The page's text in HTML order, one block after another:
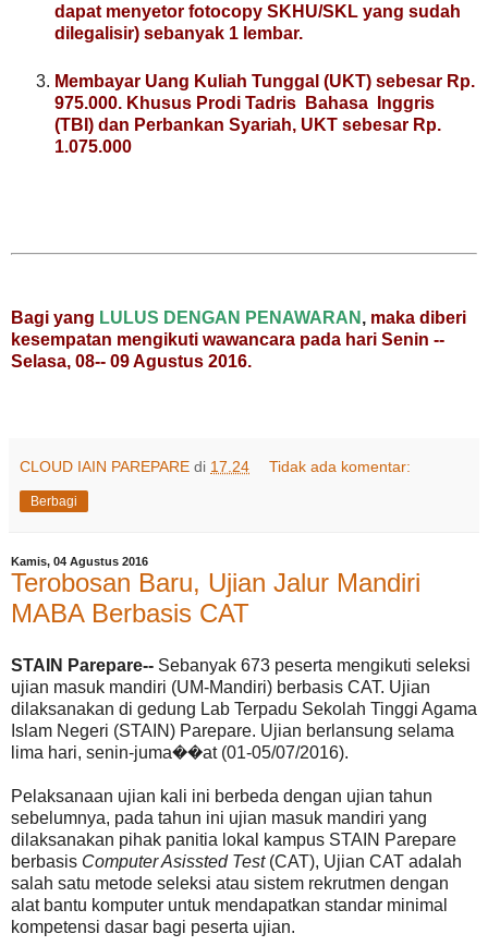
dapat menyetor fotocopy SKHU/SKL yang sudah
dilegalisir) sebanyak 1 lembar.
Membayar Uang Kuliah Tunggal (UKT) sebesar Rp.
975.000. Khusus Prodi Tadris Bahasa Inggris
(TBI) dan Perbankan Syariah, UKT sebesar Rp.
1.075.000
Bagi yang LULUS DENGAN PENAWARAN , maka diberi
kesempatan mengikuti wawancara pada hari Senin --
Selasa, 08-- 09 Agustus 2016.
CLOUD IAIN PAREPARE di 17.24 Tidak ada komentar:
Berbagi
Kamis, 04 Agustus 2016
Terobosan Baru, Ujian Jalur Mandiri
MABA Berbasis CAT
STAIN Parepare-- Sebanyak 673 peserta mengikuti seleksi
ujian masuk mandiri (UM-Mandiri) berbasis CAT. Ujian
dilaksanakan di gedung Lab Terpadu Sekolah Tinggi Agama
Islam Negeri (STAIN) Parepare. Ujian berlansung selama
lima hari, senin-juma��at (01-05/07/2016).
Pelaksanaan ujian kali ini berbeda dengan ujian tahun
sebelumnya, pada tahun ini ujian masuk mandiri yang
dilaksanakan pihak panitia lokal kampus STAIN Parepare
berbasis Computer Asissted Test(CAT), Ujian CAT adalah
salah satu metode seleksi atau sistem rekrutmen dengan
alat bantu komputer untuk mendapatkan standar minimal
kompetensi dasar bagi peserta ujian.